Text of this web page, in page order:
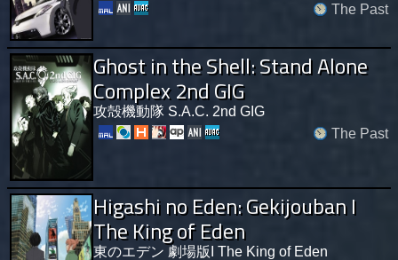
The Past
Ghost in the Shell: Stand Alone
Complex 2nd GIG
攻殻機動隊 S.A.C. 2nd GIG
The Past
Higashi no Eden: Gekijouban I
The King of Eden
東のエデン 劇場版I The King of Eden